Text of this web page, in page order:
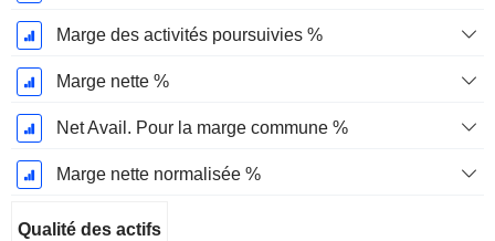
Marge des activités poursuivies %
Marge nette %
Net Avail. Pour la marge commune %
Marge nette normalisée %
Qualité des actifs